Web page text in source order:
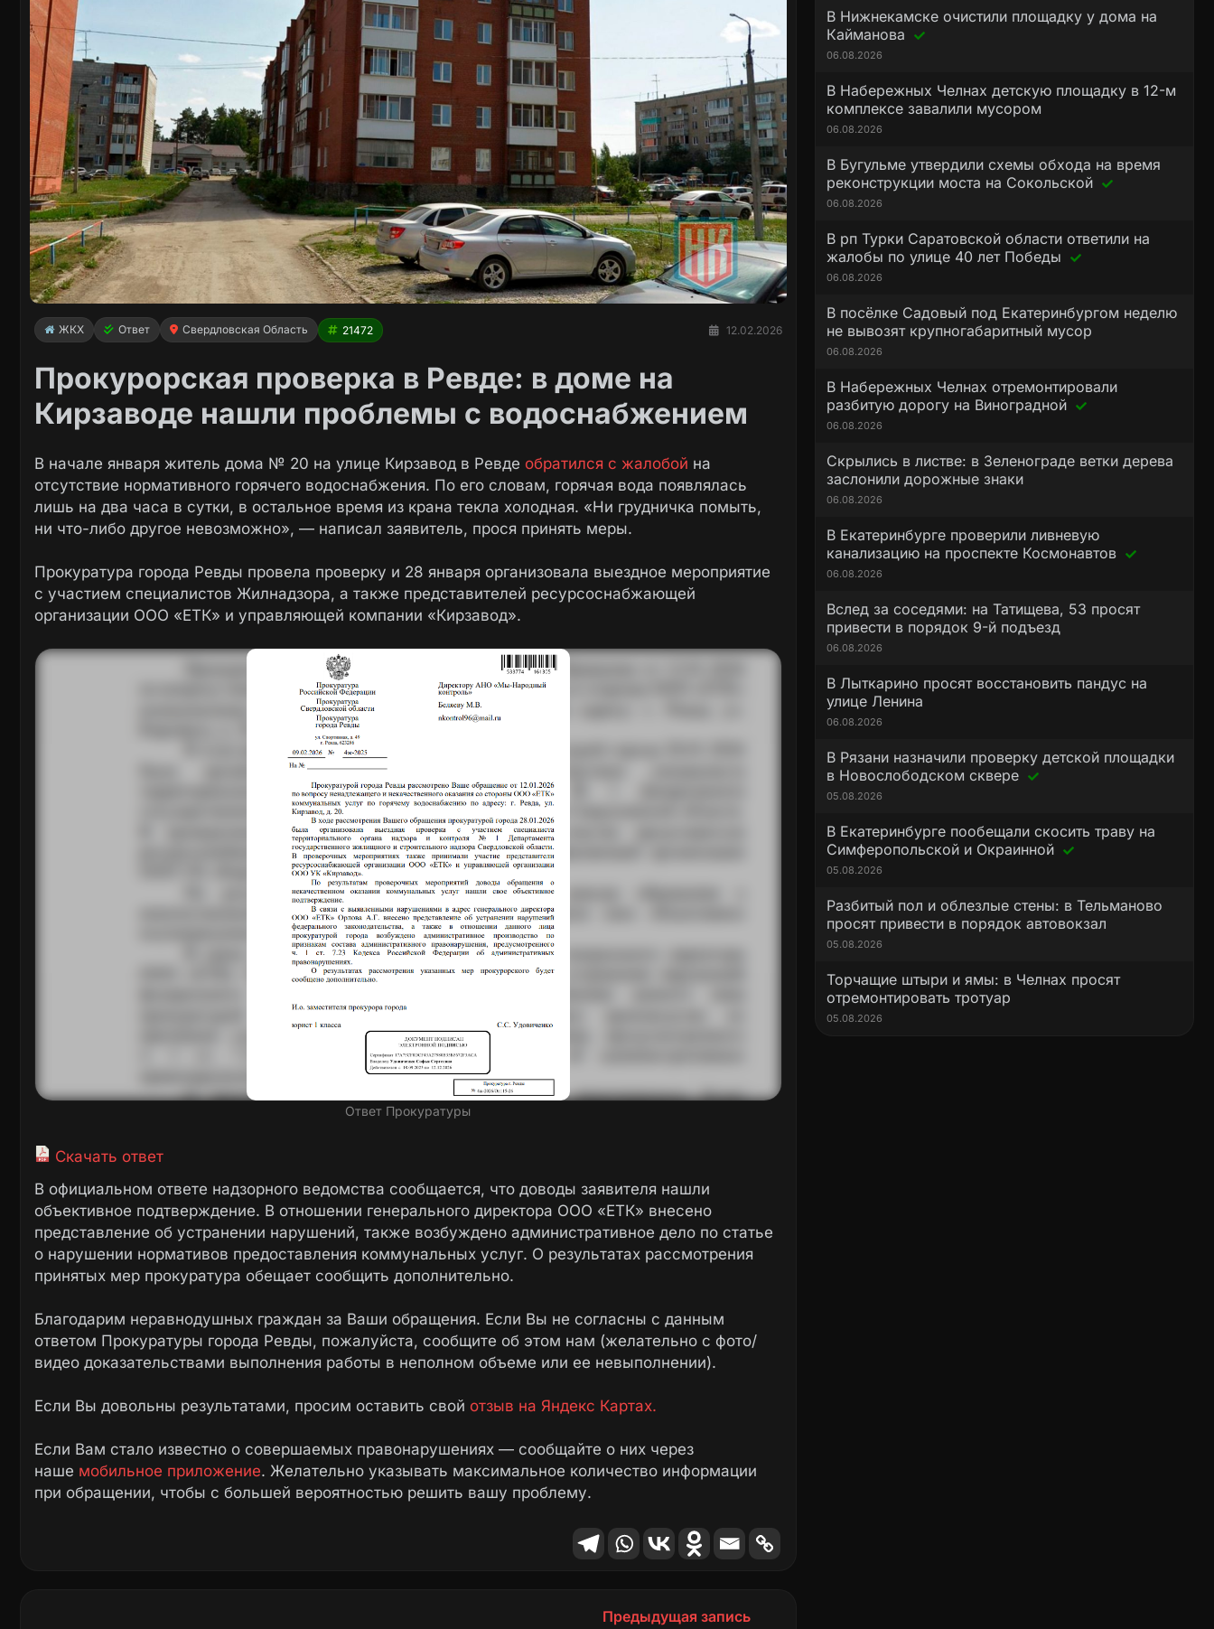
ЖКХ Ответ Свердловская Область 21472 12.02.2026
Прокурорская проверка в Ревде: в доме на
Кирзаводе нашли проблемы с водоснабжением
В начале января житель дома № 20 на улице Кирзавод в Ревде обратился с жалобой на
отсутствие нормативного горячего водоснабжения. По его словам, горячая вода появлялась
лишь на два часа в сутки, в остальное время из крана текла холодная. «Ни грудничка помыть,
ни что-либо другое невозможно», — написал заявитель, прося принять меры.
Прокуратура города Ревды провела проверку и 28 января организовала выездное мероприятие
с участием специалистов Жилнадзора, а также представителей ресурсоснабжающей
организации ООО «ЕТК» и управляющей компании «Кирзавод».
Ответ Прокуратуры
Скачать ответ
В официальном ответе надзорного ведомства сообщается, что доводы заявителя нашли
объективное подтверждение. В отношении генерального директора ООО «ЕТК» внесено
представление об устранении нарушений, также возбуждено административное дело по статье
о нарушении нормативов предоставления коммунальных услуг. О результатах рассмотрения
принятых мер прокуратура обещает сообщить дополнительно.
Благодарим неравнодушных граждан за Ваши обращения. Если Вы не согласны с данным
ответом Прокуратуры города Ревды, пожалуйста, сообщите об этом нам (желательно с фото/
видео доказательствами выполнения работы в неполном объеме или ее невыполнении).
Если Вы довольны результатами, просим оставить свой отзыв на Яндекс Картах.
Если Вам стало известно о совершаемых правонарушениях — сообщайте о них через
наше мобильное приложение. Желательно указывать максимальное количество информации
при обращении, чтобы с большей вероятностью решить вашу проблему.
Предыдущая запись
В Нижнекамске очистили площадку у дома на
Кайманова
06.08.2026
В Набережных Челнах детскую площадку в 12-м
комплексе завалили мусором
06.08.2026
В Бугульме утвердили схемы обхода на время
реконструкции моста на Сокольской
06.08.2026
В рп Турки Саратовской области ответили на
жалобы по улице 40 лет Победы
06.08.2026
В посёлке Садовый под Екатеринбургом неделю
не вывозят крупногабаритный мусор
06.08.2026
В Набережных Челнах отремонтировали
разбитую дорогу на Виноградной
06.08.2026
Скрылись в листве: в Зеленограде ветки дерева
заслонили дорожные знаки
06.08.2026
В Екатеринбурге проверили ливневую
канализацию на проспекте Космонавтов
06.08.2026
Вслед за соседями: на Татищева, 53 просят
привести в порядок 9-й подъезд
06.08.2026
В Лыткарино просят восстановить пандус на
улице Ленина
06.08.2026
В Рязани назначили проверку детской площадки
в Новослободском сквере
05.08.2026
В Екатеринбурге пообещали скосить траву на
Симферопольской и Окраинной
05.08.2026
Разбитый пол и облезлые стены: в Тельманово
просят привести в порядок автовокзал
05.08.2026
Торчащие штыри и ямы: в Челнах просят
отремонтировать тротуар
05.08.2026